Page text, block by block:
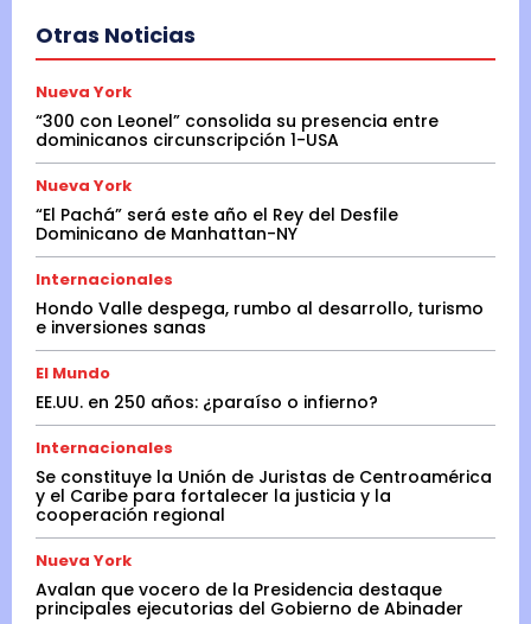
Otras Noticias
Nueva York
“300 con Leonel” consolida su presencia entre
dominicanos circunscripción 1-USA
Nueva York
“El Pachá” será este año el Rey del Desfile
Dominicano de Manhattan-NY
Internacionales
Hondo Valle despega, rumbo al desarrollo, turismo
e inversiones sanas
El Mundo
EE.UU. en 250 años: ¿paraíso o infierno?
Internacionales
Se constituye la Unión de Juristas de Centroamérica
y el Caribe para fortalecer la justicia y la
cooperación regional
Nueva York
Avalan que vocero de la Presidencia destaque
principales ejecutorias del Gobierno de Abinader